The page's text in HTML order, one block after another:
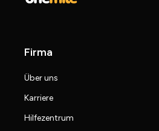
Firma
Über uns
Karriere
Hilfezentrum